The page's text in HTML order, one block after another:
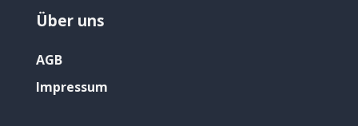
Über uns
AGB
Impressum